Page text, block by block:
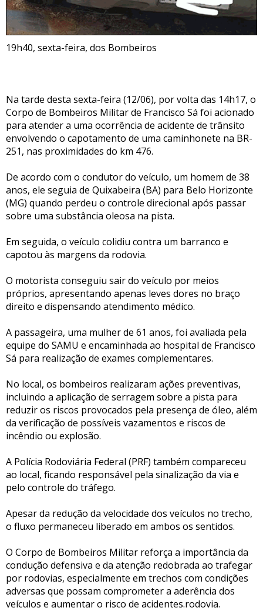
19h40, sexta-feira, dos Bombeiros
Na tarde desta sexta-feira (12/06), por volta das 14h17, o
Corpo de Bombeiros Militar de Francisco Sá foi acionado
para atender a uma ocorrência de acidente de trânsito
envolvendo o capotamento de uma caminhonete na BR-
251, nas proximidades do km 476.
De acordo com o condutor do veículo, um homem de 38
anos, ele seguia de Quixabeira (BA) para Belo Horizonte
(MG) quando perdeu o controle direcional após passar
sobre uma substância oleosa na pista.
Em seguida, o veículo colidiu contra um barranco e
capotou às margens da rodovia.
O motorista conseguiu sair do veículo por meios
próprios, apresentando apenas leves dores no braço
direito e dispensando atendimento médico.
A passageira, uma mulher de 61 anos, foi avaliada pela
equipe do SAMU e encaminhada ao hospital de Francisco
Sá para realização de exames complementares.
No local, os bombeiros realizaram ações preventivas,
incluindo a aplicação de serragem sobre a pista para
reduzir os riscos provocados pela presença de óleo, além
da verificação de possíveis vazamentos e riscos de
incêndio ou explosão.
A Polícia Rodoviária Federal (PRF) também compareceu
ao local, ficando responsável pela sinalização da via e
pelo controle do tráfego.
Apesar da redução da velocidade dos veículos no trecho,
o fluxo permaneceu liberado em ambos os sentidos.
O Corpo de Bombeiros Militar reforça a importância da
condução defensiva e da atenção redobrada ao trafegar
por rodovias, especialmente em trechos com condições
adversas que possam comprometer a aderência dos
veículos e aumentar o risco de acidentes.rodovia.